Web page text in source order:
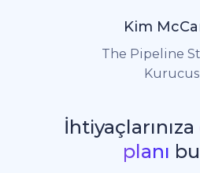
Kim
The Pipeline
İhtiyaçlarınıza
planı